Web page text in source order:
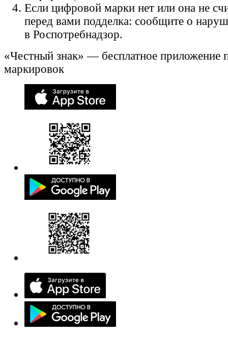
Если цифровой марки нет или она не
перед вами подделка: сообщите о
в Роспотребнадзор.
«Честный знак» — бесплатное приложение
маркировок